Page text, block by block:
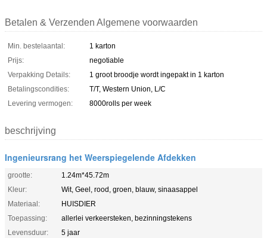
Betalen & Verzenden Algemene voorwaarden
Min. bestelaantal:
1 karton
Prijs:
negotiable
Verpakking Details:
1 groot broodje wordt ingepakt in 1 karton
Betalingscondities:
T/T, Western Union, L/C
Levering vermogen:
8000rolls per week
beschrijving
Ingenieursrang het Weerspiegelende Afdekken
grootte:
1.24m*45.72m
Kleur:
Wit, Geel, rood, groen, blauw, sinaasappel
Materiaal:
HUISDIER
Toepassing:
allerlei verkeersteken, bezinningstekens
Levensduur:
5 jaar